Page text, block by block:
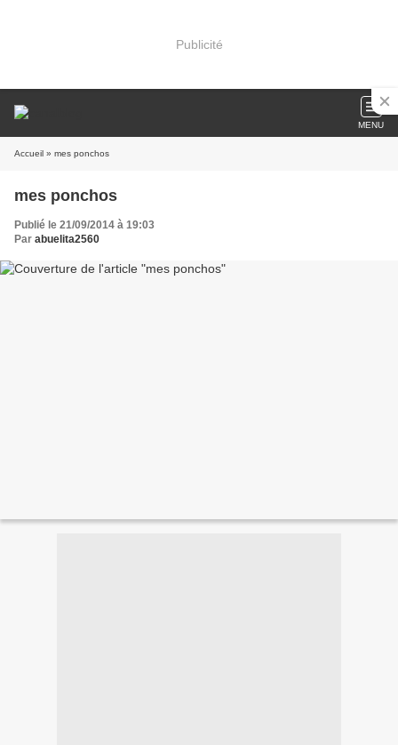
Publicité
MENU
Accueil » mes ponchos
mes ponchos
Publié le 21/09/2014 à 19:03
Par abuelita2560